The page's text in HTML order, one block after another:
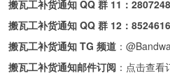
搬瓦工补货通知 QQ 群 11：
搬瓦工补货通知 QQ 群 12：
搬瓦工补货通知 TG 频道 ：
搬瓦工补货通知邮件订阅 ： 点击查看